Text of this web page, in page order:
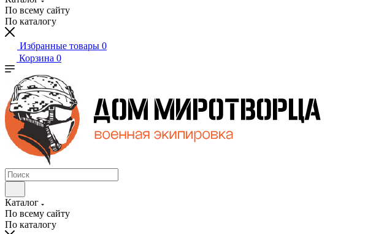
По всему сайту
По каталогу
Избранные товары 0
Корзина 0
Каталог
По всему сайту
По каталогу